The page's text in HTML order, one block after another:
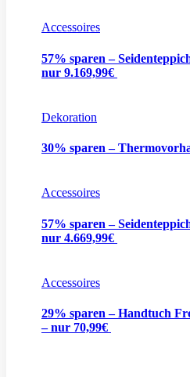
Accessoires
57% sparen –
nur 9.169,99€
Dekoration
30% sparen –
Accessoires
57% sparen –
nur 4.669,99€
Accessoires
29% sparen – Handtuch
– nur 70,99€